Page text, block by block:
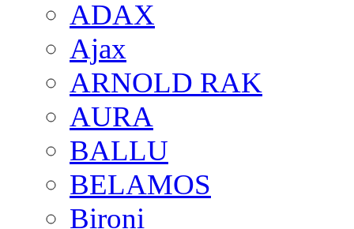
ADAX
Ajax
ARNOLD RAK
AURA
BALLU
BELAMOS
Bironi